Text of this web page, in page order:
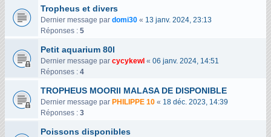
Tropheus et divers
Dernier message par domi30 « 13 janv. 2024, 23:13
Réponses : 5
Petit aquarium 80l
Dernier message par cycykewl « 06 janv. 2024, 14:51
Réponses : 4
TROPHEUS MOORII MALASA DE DISPONIBLE
Dernier message par PHILIPPE 10 « 18 déc. 2023, 14:39
Réponses : 3
Poissons disponibles